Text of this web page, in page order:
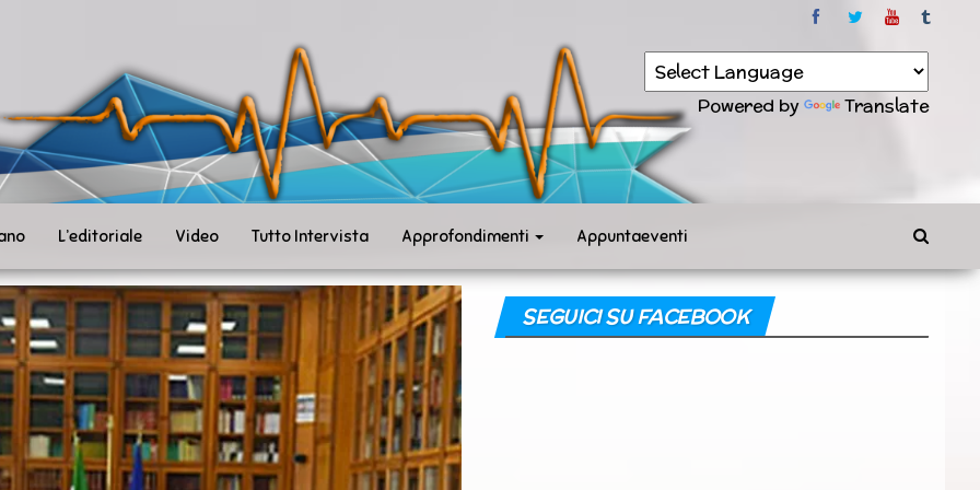
Powered by Translate
L’editoriale Video Tutto Intervista Approfondimenti Appuntaeventi
SEGUICI SU FACEBOOK